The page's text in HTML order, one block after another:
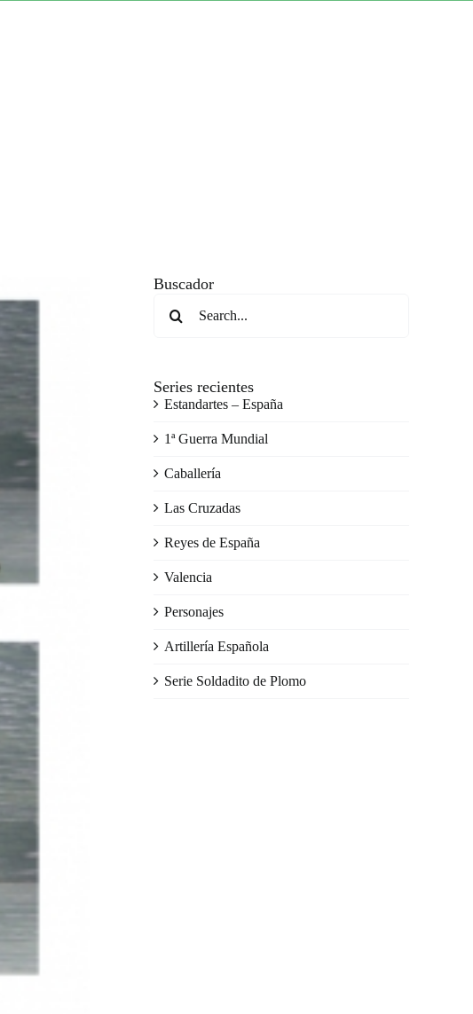
Buscador
for:
Series recientes
Estandartes – España
1ª Guerra Mundial
Caballería
Las Cruzadas
Reyes de España
Valencia
Personajes
Artillería Española
Serie Soldadito de Plomo